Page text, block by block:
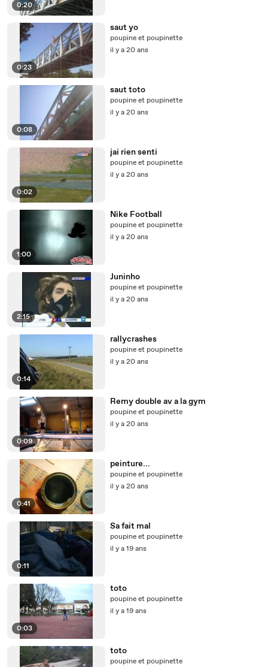
0:20
0:23
saut yo
poupine et poupinette
il y a 20 ans
0:08
saut toto
poupine et poupinette
il y a 20 ans
0:02
jai rien senti
poupine et poupinette
il y a 20 ans
1:00
Nike Football
poupine et poupinette
il y a 20 ans
2:15
Juninho
poupine et poupinette
il y a 20 ans
0:14
rallycrashes
poupine et poupinette
il y a 20 ans
0:09
Remy double av a la gym
poupine et poupinette
il y a 20 ans
0:41
peinture...
poupine et poupinette
il y a 20 ans
0:11
Sa fait mal
poupine et poupinette
il y a 19 ans
0:03
toto
poupine et poupinette
il y a 19 ans
toto
poupine et poupinette